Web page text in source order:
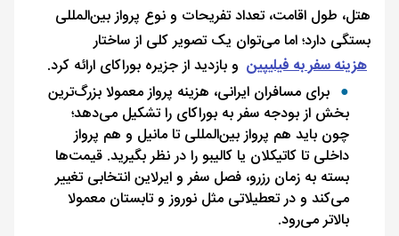
هتل، طول اقامت، تعداد تفریحات و نوع پرواز بین‌المللی
بستگی دارد؛ اما می‌توان یک تصویر کلی از ساختار
هزینه سفر به فیلیپین و بازدید از جزیره بوراکای ارائه کرد.
برای مسافران ایرانی، هزینه پرواز معمولا بزرگ‌ترین
بخش از بودجه سفر به بوراکای را تشکیل می‌دهد؛
چون باید هم پرواز بین‌المللی تا مانیل و هم پرواز
داخلی تا کاتیکلان یا کالیبو را در نظر بگیرید. قیمت‌ها
بسته به زمان رزرو، فصل سفر و ایرلاین انتخابی تغییر
می‌کند و در تعطیلاتی مثل نوروز و تابستان معمولا
بالاتر می‌رود.